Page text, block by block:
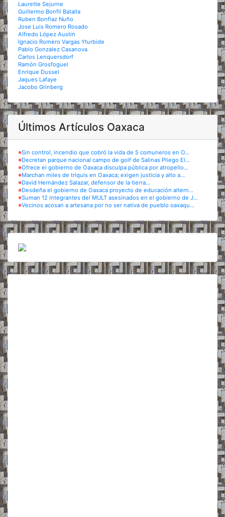
Laurette Sejurne
Guillermo Bonfil Batalla
Ruben Bonfiaz Nuño
Jose Luis Romero Rosado
Alfredo López Austin
Ignacio Romero Vargas Yturbide
Pablo Gonzalez Casanova
Carlos Lenquersdorf
Ramón Grosfoguel
Enrique Dussel
Jaques Lafaye
Jacobo Grinberg
Últimos Artículos Oaxaca
※Sin control, incendio que cobró la vida de 5 comuneros en O...
※Decretan parque nacional campo de golf de Salinas Pliego El...
※Ofrece el gobierno de Oaxaca disculpa pública por atropello...
※Marchan miles de triquis en Oaxaca; exigen justicia y alto a...
※David Hernández Salazar, defensor de la tierra...
※Desdeña el gobierno de Oaxaca proyecto de educación altern...
※Suman 12 integrantes del MULT asesinados en el gobierno de J...
※Vecinos acosan a artesana por no ser nativa de pueblo oaxaqu...